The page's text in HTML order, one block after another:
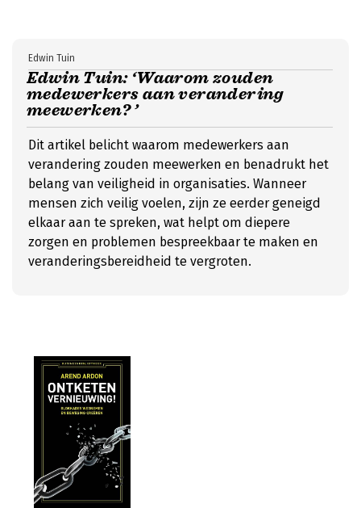
Edwin Tuin: ‘Waarom zouden
medewerkers aan verandering
meewerken? ’
Edwin Tuin
Dit artikel belicht waarom medewerkers aan
verandering zouden meewerken en benadrukt het
belang van veiligheid in organisaties. Wanneer
mensen zich veilig voelen, zijn ze eerder geneigd
elkaar aan te spreken, wat helpt om diepere
zorgen en problemen bespreekbaar te maken en
veranderingsbereidheid te vergroten.